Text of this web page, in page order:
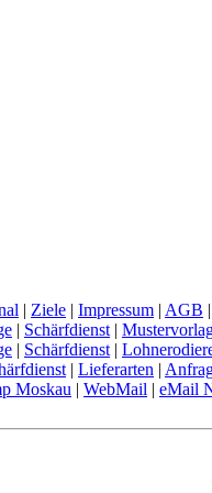
| Ziele | Impressum | AGB |
| Schärfdienst |
| Schärfdienst |
| Lieferarten |
Moskau | WebMail | eMail